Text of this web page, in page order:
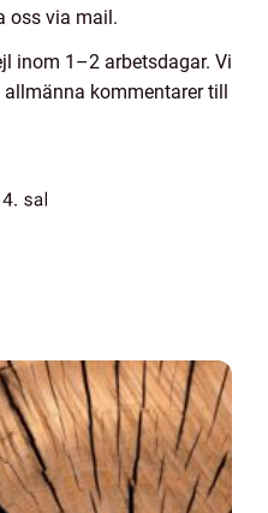
oss via mail.
inom 1–2 arbetsdagar. Vi
kommentarer till